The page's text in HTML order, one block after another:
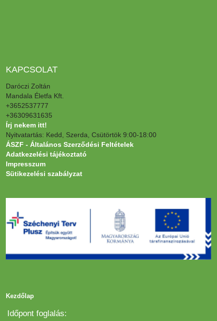
Időpont foglalás:
KAPCSOLAT
Daróczi Zoltán
Mandala Életfa Kft.
+3652537777
+36309631635
Írj nekem itt!
Nyitvatartás: Kedd, Szerda, Csütörtök 9:00-18:00
ÁSZF - Általános Szerződési Feltételek
Adatkezelési tájékoztató
Impresszum
Sütikezelési szabályzat
Kezdőlap
Websiker Ügynökség - Richard27.hu Kft.